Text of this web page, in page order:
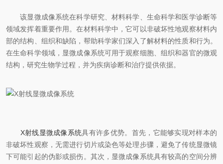
该显微成像系统在科学研究、材料科学、生命科学和医学诊断等
领域发挥着重要作用。在材料科学中，它可以非破坏性地观察材料内
部的结构、组织和缺陷，帮助科学家们深入了解材料的性质和行为。
在生命科学领域，显微成像系统可用于观察细胞、组织和器官的微观
结构，研究生物学过程，并为疾病诊断和治疗提供依据。
X射线显微成像系统具有许多优势。首先，它能够实现对样本的
非破坏性观察，无需进行切片或染色等处理步骤，避免了传统显微镜
下可能引起的伪影或损伤。其次，显微成像系统具有较高的空间分辨